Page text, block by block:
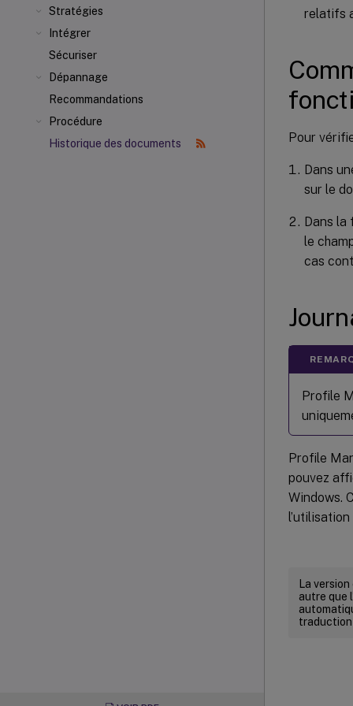
Stratégies
Intégrer
Sécuriser
Dépannage
Recommandations
Procédure
Historique des documents
relatifs
Pour
Dans
sur le
Dans la
le
cas
Profile
Profile
pouvez
Windows.
La
autre que